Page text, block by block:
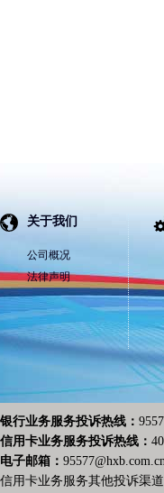
关于我们
公司概况
法律声明
银行业务服务投诉热线：
信用卡业务服务投诉热线：
电子邮箱：
信用卡业务服务其他投诉渠